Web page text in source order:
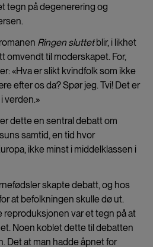
tegn på degenerering og
Ringen sluttetblir, i likhet
omvendt til moderskapet. For,
«Hva er slikt kvindfolk som ikke
efter os da? Spør jeg. Tvi! Det er
verden.»
dette en sentral debatt om
samtid, en tid hvor
ikke minst i middelklassen i
skapte debatt, og hos
at befolkningen skulle dø ut.
reproduksjonen var et tegn på at
Noen koblet dette til debatten
Det at man hadde åpnet for